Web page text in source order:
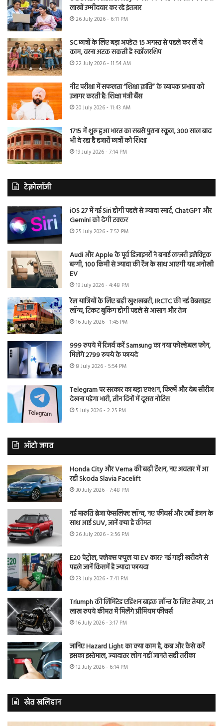
लाखों उम्मीदवार कर रहे इंतजार
26 July 2026 - 6:11 PM
SC छात्रों के लिए बड़ा अपडेट! 15 अगस्त से पहले कर लें ये
काम, वरना अटक सकती है स्कॉलरशिप
22 July 2026 - 11:54 AM
नीट परीक्षा में सफलता “शिक्षा क्रांति” के व्यापक प्रभाव को
उजागर करती है: शिक्षा मंत्री बैंस
20 July 2026 - 11:43 AM
1715 में शुरू हुआ भारत का सबसे पुराना स्कूल, 300 साल बाद
भी दे रहा है हजारों छात्रों को शिक्षा
19 July 2026 - 7:14 PM
टेक्नोलॉजी
iOS 27 में नई Siri होगी पहले से ज्यादा स्मार्ट, ChatGPT और
Gemini को देगी टक्कर
25 July 2026 - 7:52 PM
Audi और Apple के पूर्व डिजाइनरों ने बनाई लग्जरी इलेक्ट्रिक
बग्गी, 100 किमी से ज्यादा की रेंज के साथ आएगी यह अनोखी
EV
19 July 2026 - 4:48 PM
रेल यात्रियों के लिए बड़ी खुशखबरी, IRCTC की नई वेबसाइट
लॉन्च, टिकट बुकिंग होगी पहले से आसान और तेज
16 July 2026 - 1:45 PM
999 रुपये में रिजर्व करें Samsung का नया फोल्डेबल फोन,
मिलेंगे 2799 रुपये के फायदे
8 July 2026 - 5:54 PM
Telegram पर सरकार का बड़ा एक्शन, फिल्में और वेब सीरीज
देखना पड़ेगा भारी, तीन दिनों में दूसरा नोटिस
5 July 2026 - 2:25 PM
ऑटो जगत
Honda City और Verna की बढ़ी टेंशन, नए अवतार में आ
रही Skoda Slavia Facelift
30 July 2026 - 7:48 PM
नई मारुति ब्रेजा फेसलिफ्ट लॉन्च, नए फीचर्स और टर्बो इंजन के
साथ आई SUV, जानें क्या है कीमत
26 July 2026 - 3:56 PM
E20 पेट्रोल, फ्लेक्स फ्यूल या EV कार? नई गाड़ी खरीदने से
पहले जानें किसमें है ज्यादा फायदा
23 July 2026 - 7:41 PM
Triumph की लिमिटेड एडिशन बाइक लॉन्च के लिए तैयार, 21
लाख रुपये कीमत में मिलेंगे प्रीमियम फीचर्स
16 July 2026 - 3:17 PM
जानिए Hazard Light का क्या काम है, कब और कैसे करें
इसका इस्तेमाल, ज्यादातर लोग नहीं जानते सही तरीका
12 July 2026 - 6:14 PM
खेत खलिहान